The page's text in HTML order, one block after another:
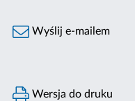
Wyślij e-mailem
Wersja do druku